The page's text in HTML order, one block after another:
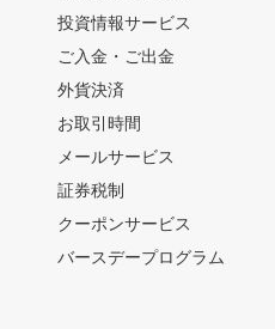
投資情報サービス
ご入金・ご出金
外貨決済
お取引時間
メールサービス
証券税制
クーポンサービス
バースデープログラム